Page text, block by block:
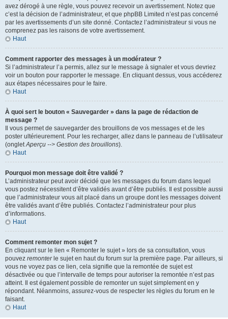
avez dérogé à une règle, vous pouvez recevoir un avertissement. Notez que
c’est la décision de l’administrateur, et que phpBB Limited n’est pas concerné
par les avertissements d’un site donné. Contactez l’administrateur si vous ne
comprenez pas les raisons de votre avertissement.
Haut
Comment rapporter des messages à un modérateur ?
Si l’administrateur l’a permis, allez sur le message à signaler et vous devriez
voir un bouton pour rapporter le message. En cliquant dessus, vous accéderez
aux étapes nécessaires pour le faire.
Haut
À quoi sert le bouton « Sauvegarder » dans la page de rédaction de
message ?
Il vous permet de sauvegarder des brouillons de vos messages et de les
poster ultérieurement. Pour les recharger, allez dans le panneau de l’utilisateur
(ongletAperçu --> Gestion des brouillons).
Haut
Pourquoi mon message doit être validé ?
L’administrateur peut avoir décidé que les messages du forum dans lequel
vous postez nécessitent d’être validés avant d’être publiés. Il est possible aussi
que l’administrateur vous ait placé dans un groupe dont les messages doivent
être validés avant d’être publiés. Contactez l’administrateur pour plus
d’informations.
Haut
Comment remonter mon sujet ?
En cliquant sur le lien « Remonter le sujet » lors de sa consultation, vous
pouvez remonterle sujet en haut du forum sur la première page. Par ailleurs, si
vous ne voyez pas ce lien, cela signifie que la remontée de sujet est
désactivée ou que l’intervalle de temps pour autoriser la remontée n’est pas
atteint. Il est également possible de remonter un sujet simplement en y
répondant. Néanmoins, assurez-vous de respecter les règles du forum en le
faisant.
Haut